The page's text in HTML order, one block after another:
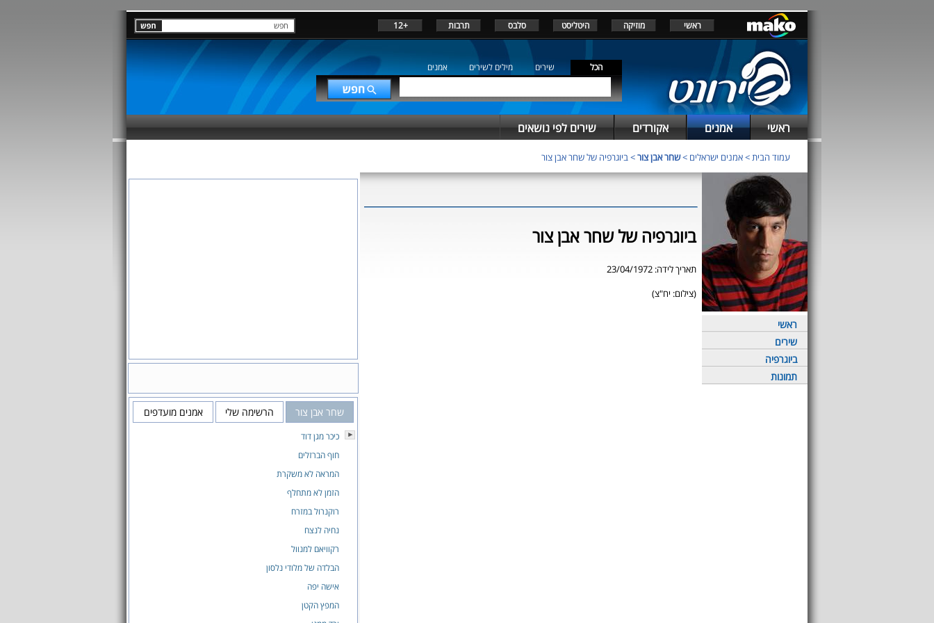
ראשי מוזיקה היטליסט סלבס תרבות +12
הכל שירים מילים לשירים אמנים
ראשי אמנים אקורדים שירים לפי נושאים
עמוד הבית>אמנים ישראלים >שחר אבן צור> ביוגרפיה של שחר אבן צור
ראשי
שירים
ביוגרפיה
תמונות
ביוגרפיה של שחר אבן צור
תאריך לידה: 23/04/1972
(צילום: יח"צ)
שחר אבן צור הרשימה שלי אמנים מועדפים
כיכר מגן דוד
חוף הברזלים
המראה לא משקרת
הזמן לא מתחלף
רוקנרול במזרח
נחיה לנצח
רקוויאם למנוול
הבלדה של מלודי נלסון
אישה יפה
המפץ הקטן